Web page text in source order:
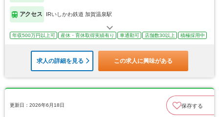
アクセス IRいしかわ鉄道 加賀温泉駅
年収500万円以上可 産休・育休取得実績有り 車通勤可 店舗数30以上 積極採用中
求人の詳細を見る この求人に興味がある
更新日：2026年6月18日 保存する